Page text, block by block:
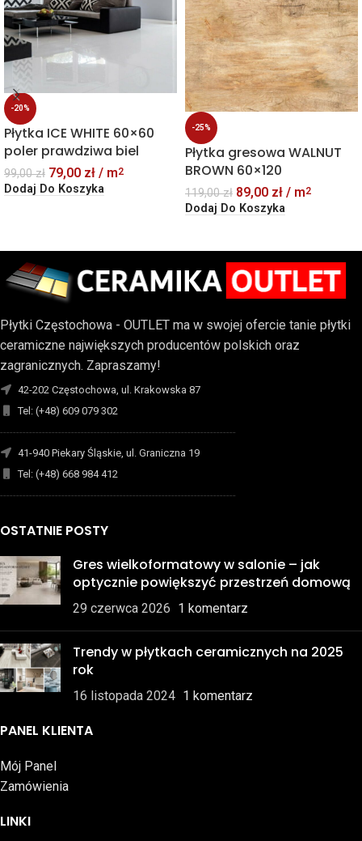
-20%
Płytka ICE WHITE 60×60
poler prawdziwa biel
99,00zł 79,00 zł / m2
Dodaj Do Koszyka
-25%
Płytka gresowa WALNUT
BROWN 60×120
119,00zł 89,00 zł / m2
Dodaj Do Koszyka
Płytki Częstochowa - OUTLET ma w swojej ofercie tanie płytki
ceramiczne największych producentów polskich oraz
zagranicznych. Zapraszamy!
42-202 Częstochowa, ul. Krakowska 87
Tel: (+48) 609 079 302
-------------------------------------------------------------------------
41-940 Piekary Śląskie, ul. Graniczna 19
Tel: (+48) 668 984 412
-------------------------------------------------------------------------
OSTATNIE POSTY
Gres wielkoformatowy w salonie – jak
optycznie powiększyć przestrzeń domową
29 czerwca 2026 1 komentarz
Trendy w płytkach ceramicznych na 2025
rok
16 listopada 2024 1 komentarz
PANEL KLIENTA
Mój Panel
Zamówienia
LINKI